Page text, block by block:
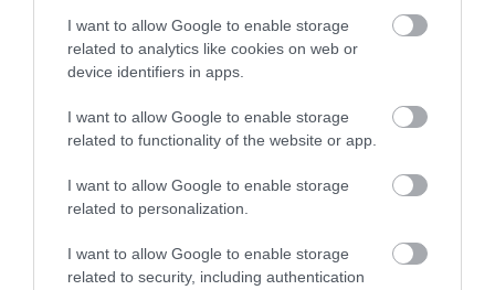
I want to allow Google to enable storage
related to analytics like cookies on web or
device identifiers in apps.
I want to allow Google to enable storage
related to functionality of the website or app.
I want to allow Google to enable storage
related to personalization.
I want to allow Google to enable storage
related to security, including authentication
Hamarosan érkezik a Peugeot 3008